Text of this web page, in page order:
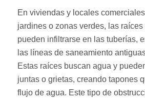
En viviendas y locales
jardines o zonas verdes, las
pueden infiltrarse en las tuberías,
las líneas de saneamiento
Estas raíces buscan agua y
juntas o grietas, creando tapones
flujo de agua. Este tipo de